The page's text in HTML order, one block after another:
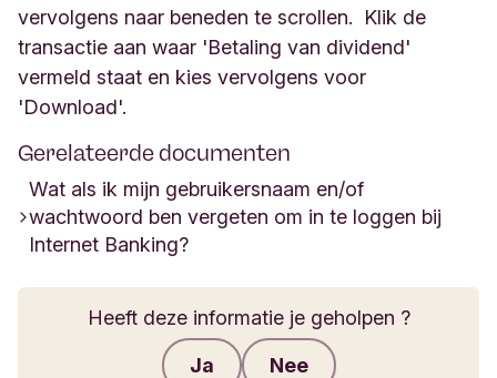
vervolgens naar beneden te scrollen. Klik de
transactie aan waar 'Betaling van dividend'
vermeld staat en kies vervolgens voor
'Download'.
Gerelateerde documenten
Wat als ik mijn gebruikersnaam en/of
wachtwoord ben vergeten om in te loggen bij
Internet Banking?
Heeft deze informatie je geholpen ?
Ja Nee